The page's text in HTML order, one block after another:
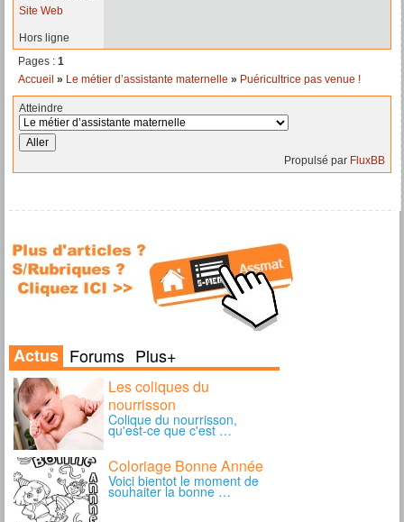
Site Web
Hors ligne
Pages : 1
Accueil » Le métier d’assistante maternelle » Puéricultrice pas venue !
Atteindre
Propulsé par FluxBB